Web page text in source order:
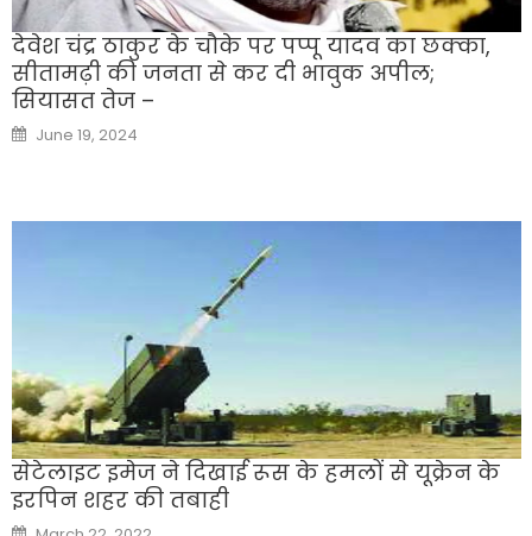
देवेश चंद्र ठाकुर के चौके पर पप्पू यादव का छक्का,
सीतामढ़ी की जनता से कर दी भावुक अपील;
सियासत तेज –
Posted
on
June 19, 2024
सेटेलाइट इमेज ने दिखाई रूस के हमलों से यूक्रेन के
इरपिन शहर की तबाही
Posted